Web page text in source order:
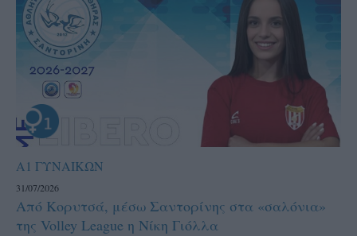
Α1 ΓΥΝΑΙΚΩΝ
31/07/2026
Από Κορυτσά, μέσω Σαντορίνης στα «σαλόνια»
της Volley League η Νίκη Γιόλλα